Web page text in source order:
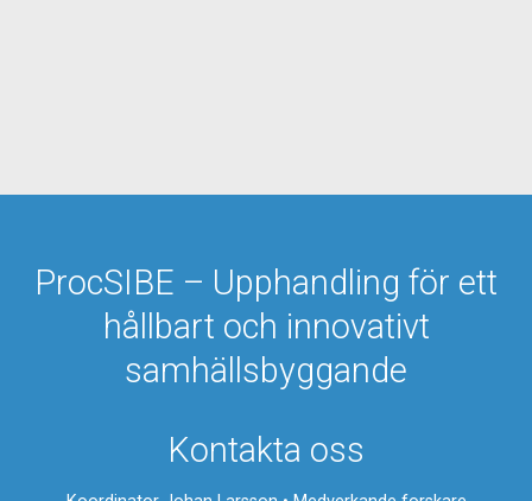
ProcSIBE – Upphandling för ett
hållbart och innovativt
samhällsbyggande
Kontakta oss